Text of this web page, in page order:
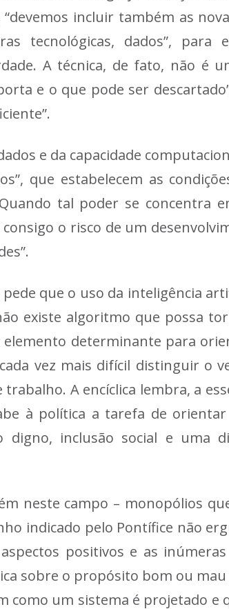
incluir também as
tecnológicas, dados”,
A técnica, de fato, não é
e o que pode ser
e da capacidade
que estabelecem as
tal poder se concentra
o risco de um
que o uso da inteligência
existe algoritmo que possa
determinante para
vez mais difícil distinguir o
A encíclica lembra, a
à política a tarefa de
inclusão social e uma
neste campo – monopólios
indicado pelo Pontífice não
positivos e as
sobre o propósito bom ou
um sistema é projetado e